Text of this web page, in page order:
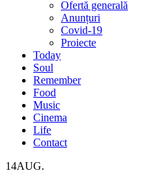
Ofertă generală
Anunțuri
Covid-19
Proiecte
Today
Soul
Remember
Food
Music
Cinema
Life
Contact
14AUG.